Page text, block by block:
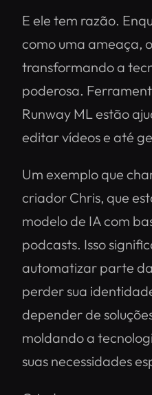
E ele tem razão.
como uma ameaça,
transformando a
poderosa.
Runway ML estão
editar vídeos e até
Um exemplo que
criador Chris, que
modelo de IA com
podcasts. Isso
automatizar parte
perder sua
depender de
moldando a
suas necessidades